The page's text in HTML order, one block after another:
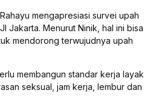
mengapresiasi survei upah
Jakarta. Menurut Ninik, hal ini bisa
mendorong terwujudnya upah
membangun standar kerja layak
seksual, jam kerja, lembur dan